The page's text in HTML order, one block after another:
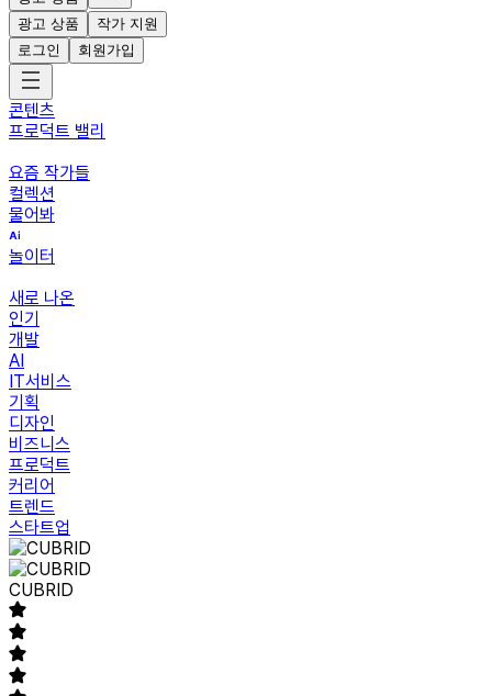
광고 상품
작가 지원
로그인
회원가입
콘텐츠
프로덕트 밸리
요즘 작가들
컬렉션
물어봐
놀이터
새로 나온
인기
개발
AI
IT서비스
기획
디자인
비즈니스
프로덕트
커리어
트렌드
스타트업
CUBRID